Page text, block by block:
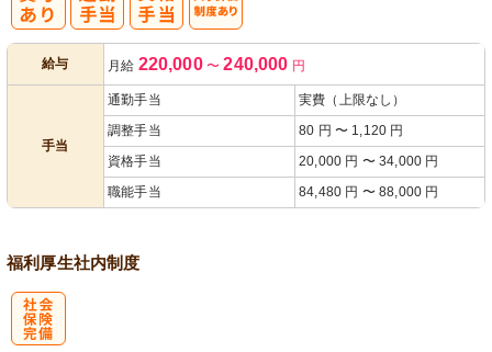
給与 月給 220,000 〜 240,000 円
手当
通勤手当
実費（上限なし）
調整手当
80 円 〜 1,120 円
資格手当
20,000 円 〜 34,000 円
職能手当
84,480 円 〜 88,000 円
福利厚生社内制度